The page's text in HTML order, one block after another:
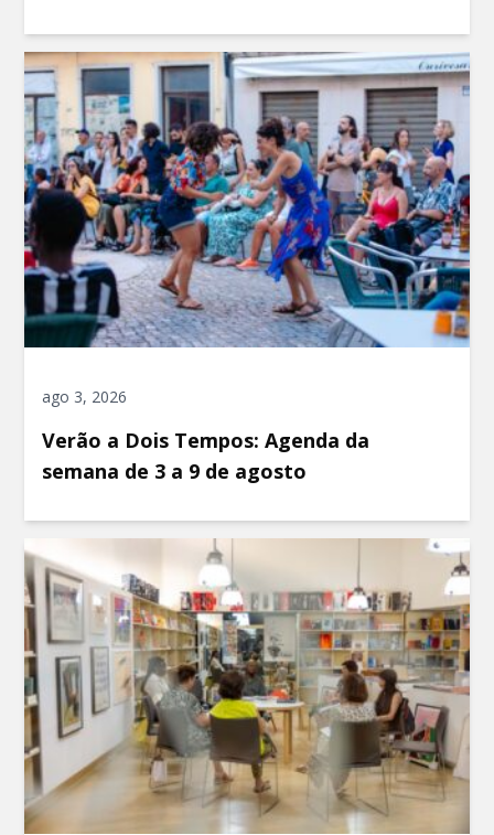
ago 3, 2026
Verão a Dois Tempos: Agenda da
semana de 3 a 9 de agosto